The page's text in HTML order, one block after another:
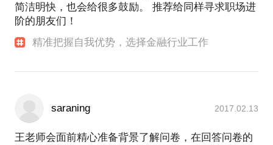
简洁明快，也会给很多鼓励。 推荐给同样寻求职场进
阶的朋友们！
精准把握自我优势，选择金融行业工作
saraning 2017.02.13
王老师会面前精心准备背景了解问卷，在回答问卷的